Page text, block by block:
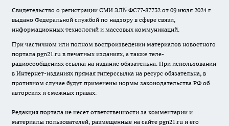
Свидетельство о регистрации СМИ ЭЛ№ФС77-87732 от 09 июля 2024 г.
выдано Федеральной службой по надзору в сфере связи,
информационных технологий и массовых коммуникаций.
При частичном или полном воспроизведении материалов новостного
портала pgn21.ru в печатных изданиях, а также теле-
радиосообщениях ссылка на издание обязательна. При использовании
в Интернет-изданиях прямая гиперссылка на ресурс обязательна, в
противном случае будут применены нормы законодательства РФ об
авторских и смежных правах.
Редакция портала не несет ответственности за комментарии и
материалы пользователей, размещенные на сайте pgn21.ru и его